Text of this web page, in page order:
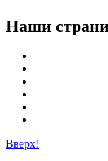
Наши
Вверх!